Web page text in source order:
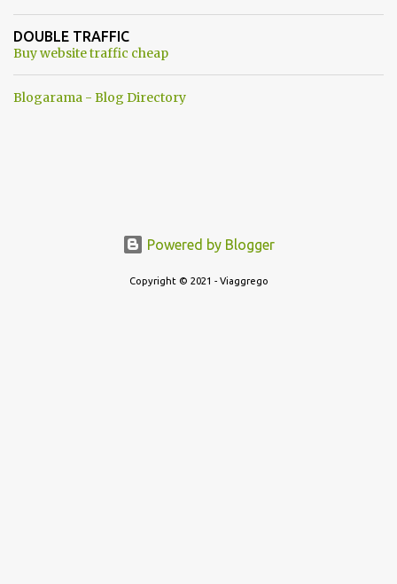
ancora una fantasia Nato o forse una "False Flag", per provocare
una guerra mondiale che difficilmente da menti sane, potrebbe
DOUBLE TRAFFIC
Buy website traffic cheap
Blogarama - Blog Directory
Powered by Blogger
Copyright © 2021 - Viaggrego